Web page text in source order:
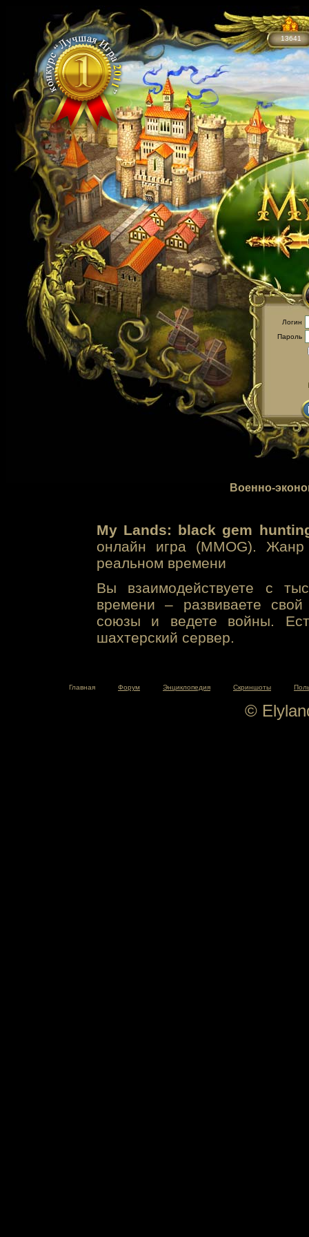
13641
Логин
Пароль
Военно-
My Lands: black gem
онлайн игра (MMOG). Жанр
реальном времени
Вы взаимодействуете с
времени – развиваете свой
союзы и ведете войны.
шахтерский сервер.
Главная Форум Энциклопедия Скриншоты
©